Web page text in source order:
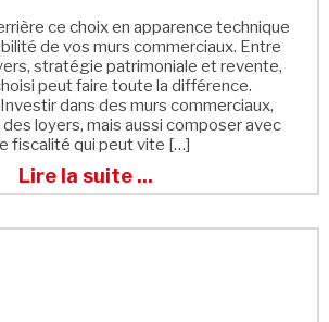
ce choix en apparence technique
de vos murs commerciaux. Entre
stratégie patrimoniale et revente,
peut faire toute la différence.
dans des murs commerciaux,
des loyers, mais aussi composer avec
fiscalité qui peut vite […]
Lire la suite ...